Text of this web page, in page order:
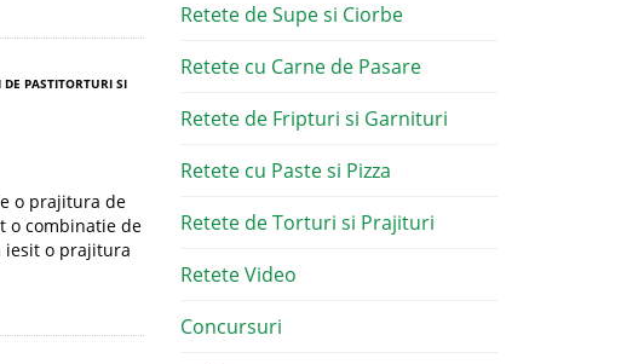
DE PASTITORTURI SI
o prajitura de
o combinatie de
iesit o prajitura
Retete de Supe si Ciorbe
Retete cu Carne de Pasare
Retete de Fripturi si Garnituri
Retete cu Paste si Pizza
Retete de Torturi si Prajituri
Retete Video
Concursuri